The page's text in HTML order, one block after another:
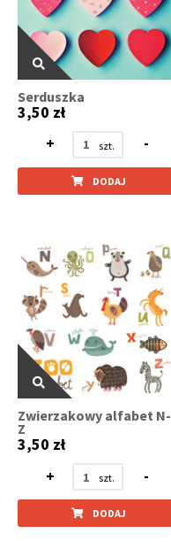
Serduszka
3,50 zł
+
-
DODAJ
Zwierzakowy alfabet N-
Z
3,50 zł
+
-
DODAJ